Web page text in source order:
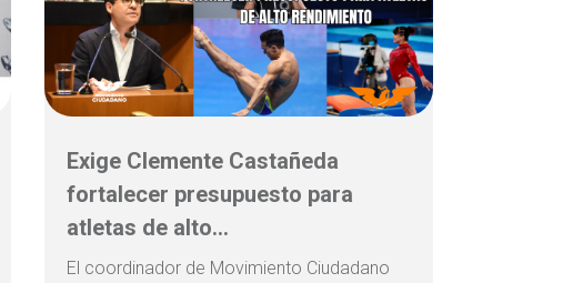
Exige Clemente Castañeda
fortalecer presupuesto para
atletas de alto...
El coordinador de Movimiento Ciudadano